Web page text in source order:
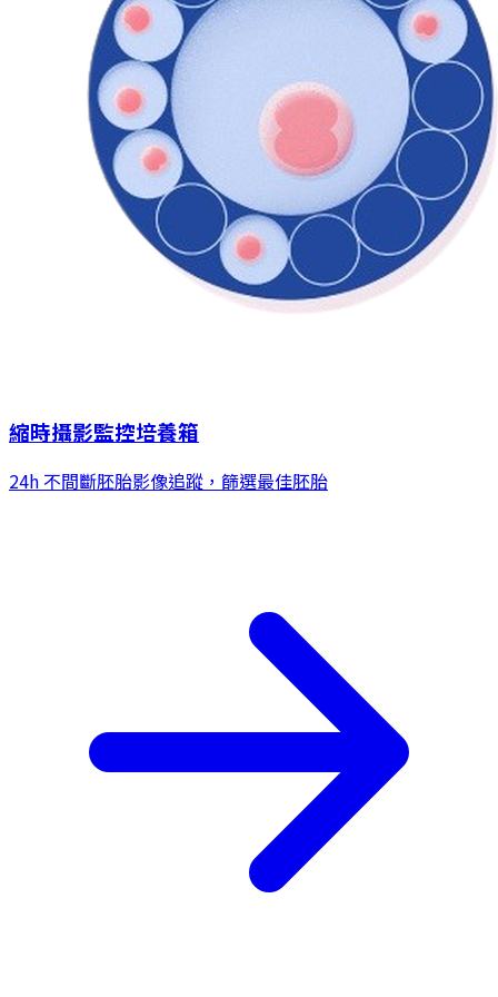
縮時攝影監控培養箱
24h 不間斷胚胎影像追蹤，篩選最佳胚胎